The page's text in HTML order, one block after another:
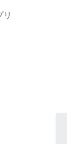
リ